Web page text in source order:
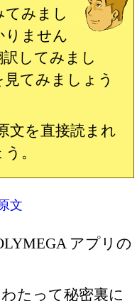
てみまし
りません
してみまし
てみましょう
文を直接読まれ
。
文
アプリの
たって秘密裏に